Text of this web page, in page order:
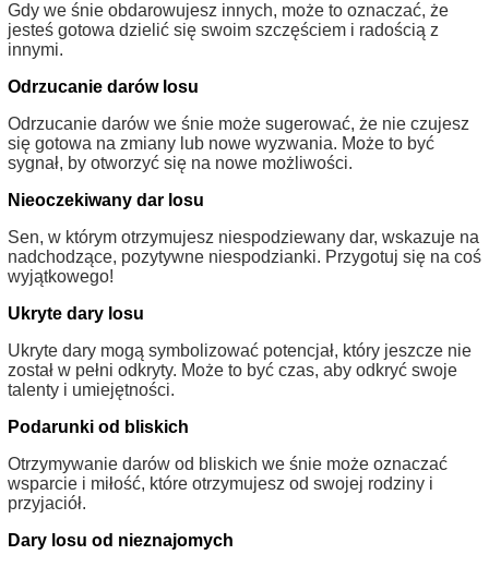
Gdy we śnie obdarowujesz innych, może to oznaczać, że
jesteś gotowa dzielić się swoim szczęściem i radością z
innymi.
Odrzucanie darów losu
Odrzucanie darów we śnie może sugerować, że nie czujesz
się gotowa na zmiany lub nowe wyzwania. Może to być
sygnał, by otworzyć się na nowe możliwości.
Nieoczekiwany dar losu
Sen, w którym otrzymujesz niespodziewany dar, wskazuje na
nadchodzące, pozytywne niespodzianki. Przygotuj się na coś
wyjątkowego!
Ukryte dary losu
Ukryte dary mogą symbolizować potencjał, który jeszcze nie
został w pełni odkryty. Może to być czas, aby odkryć swoje
talenty i umiejętności.
Podarunki od bliskich
Otrzymywanie darów od bliskich we śnie może oznaczać
wsparcie i miłość, które otrzymujesz od swojej rodziny i
przyjaciół.
Dary losu od nieznajomych